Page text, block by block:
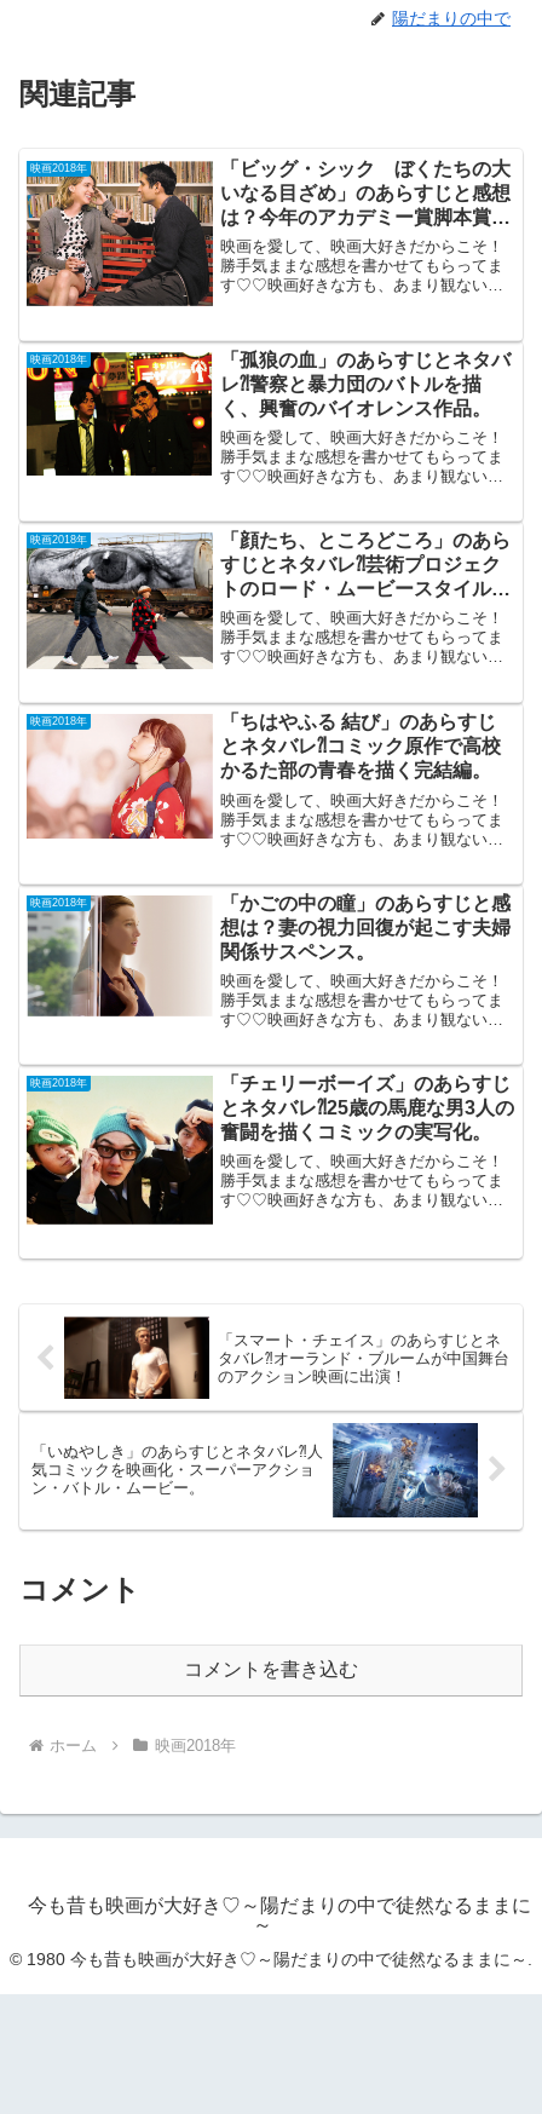
陽だまりの中で
関連記事
映画2018年
「ビッグ・シック ぼくたちの大
いなる目ざめ」のあらすじと感想
は？今年のアカデミー賞脚本賞ノ
ミネートの実話ラブコメ。
映画を愛して、映画大好きだからこそ！
勝手気ままな感想を書かせてもらってま
す♡♡映画好きな方も、あまり観ない方
め」2018年2月23日公開（120分）今年の
アカデミー...
映画2018年
「孤狼の血」のあらすじとネタバ
レ⁈警察と暴力団のバトルを描
く、興奮のバイオレンス作品。
映画を愛して、映画大好きだからこそ！
勝手気ままな感想を書かせてもらってま
す♡♡映画好きな方も、あまり観ない方
暴力団のバトルを描く、興奮のバイオレ
ン...
映画2018年
「顔たち、ところどころ」のあら
すじとネタバレ⁈芸術プロジェク
トのロード・ムービースタイル・
ドキュメンタリー。
映画を愛して、映画大好きだからこそ！
勝手気ままな感想を書かせてもらってま
す♡♡映画好きな方も、あまり観ない方
(89分)大きな顔写真を撮る芸術プロジェ
ク...
映画2018年
「ちはやふる 結び」のあらすじ
とネタバレ⁈コミック原作で高校
かるた部の青春を描く完結編。
映画を愛して、映画大好きだからこそ！
勝手気ままな感想を書かせてもらってま
す♡♡映画好きな方も、あまり観ない方
ク原作で高校かるた部の青春を描く完結
編。前...
映画2018年
「かごの中の瞳」のあらすじと感
想は？妻の視力回復が起こす夫婦
関係サスペンス。
映画を愛して、映画大好きだからこそ！
勝手気ままな感想を書かせてもらってま
す♡♡映画好きな方も、あまり観ない方
（109分）妻の視力が回復することによっ
て起こ...
映画2018年
「チェリーボーイズ」のあらすじ
とネタバレ⁈25歳の馬鹿な男3人の
奮闘を描くコミックの実写化。
映画を愛して、映画大好きだからこそ！
勝手気ままな感想を書かせてもらってま
す♡♡映画好きな方も、あまり観ない方
開（113分）25歳の馬鹿な男3人の 奮闘...
「スマート・チェイス」のあらすじとネ
タバレ⁈オーランド・ブルームが中国舞台
のアクション映画に出演！
「いぬやしき」のあらすじとネタバレ⁈人
気コミックを映画化・スーパーアクショ
ン・バトル・ムービー。
コメント
コメントを書き込む
ホーム 映画2018年
今も昔も映画が大好き♡～陽だまりの中で徒然なるままに
～
© 1980 今も昔も映画が大好き♡～陽だまりの中で徒然なるままに～.